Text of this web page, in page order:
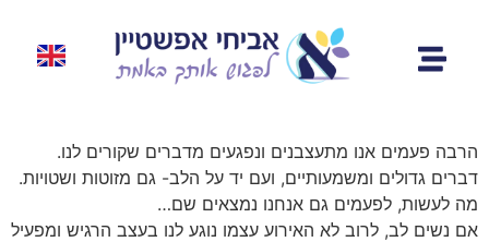
הרבה פעמים אנו מתעצבנים ונפגעים מדברים שקורים לנו.
דברים גדולים ומשמעותיים, ועם יד על הלב- גם מזוטות ושטויות.
מה לעשות, לפעמים גם אנחנו נמצאים שם…
אם נשים לב, לרוב לא האירוע עצמו נוגע לנו בעצב הרגיש ומפעיל